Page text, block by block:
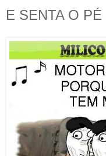
E SENTA O